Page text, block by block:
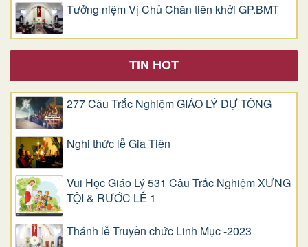
Tưởng niệm Vị Chủ Chăn tiên khởi GP.BMT
TIN HOT
277 Câu Trắc Nghiệm GIÁO LÝ DỰ TÒNG
Nghi thức lễ Gia Tiên
Vui Học Giáo Lý 531 Câu Trắc Nghiệm XƯNG
TỘI & RƯỚC LỄ 1
Thánh lễ Truyền chức Linh Mục -2023